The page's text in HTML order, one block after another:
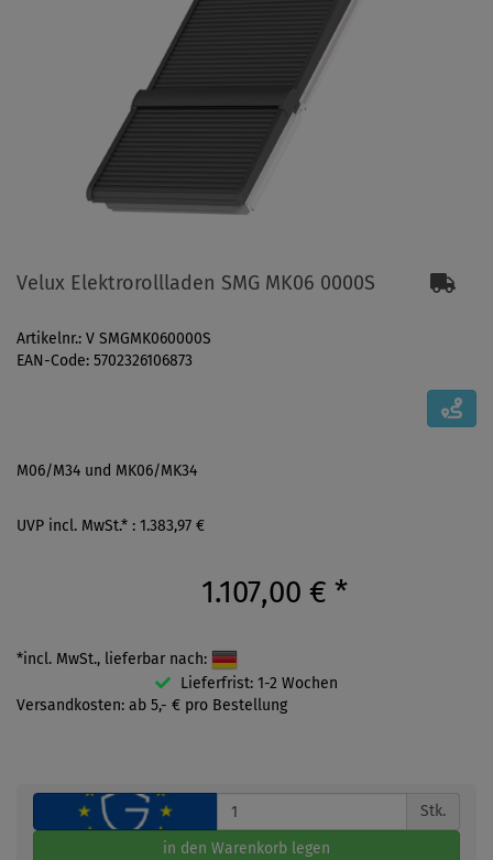
Velux Elektrorollladen SMG MK06 0000S
Artikelnr.: V SMGMK060000S
EAN-Code: 5702326106873
M06/M34 und MK06/MK34
UVP incl. MwSt.* : 1.383,97 €
1.107,00 € *
*incl. MwSt., lieferbar nach:
Lieferfrist: 1-2 Wochen
Versandkosten: ab 5,- € pro Bestellung
Stk.
in den Warenkorb legen